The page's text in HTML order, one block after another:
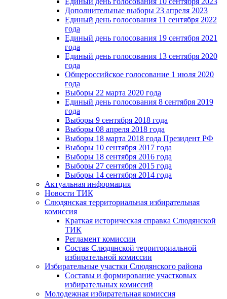
Дополнительные выборы 23 апреля 2023
Единый день голосования 11 сентября 2022
года
Единый день голосования 19 сентября 2021
года
Единый день голосования 13 сентября 2020
года
Общероссийское голосование 1 июля 2020
года
Выборы 22 марта 2020 года
Единый день голосования 8 сентября 2019
года
Выборы 9 сентября 2018 года
Выборы 08 апреля 2018 года
Выборы 18 марта 2018 года Президент РФ
Выборы 10 сентября 2017 года
Выборы 18 сентября 2016 года
Выборы 27 сентября 2015 года
Выборы 14 сентября 2014 года
Актуальная информация
Новости ТИК
Слюдянская территориальная избирательная
комиссия
Краткая историческая справка Слюдянской
ТИК
Регламент комиссии
Состав Слюдянской территориальной
избирательной комиссии
Избирательные участки Слюдянского района
Составы и формирование участковых
избирательных комиссий
Молодежная избирательная комиссия